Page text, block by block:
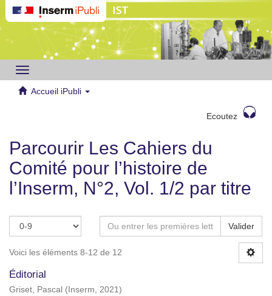
Toggle
navigation
Accueil iPubli
Ecoutez
Parcourir Les Cahiers du
Comité pour l’histoire de
l’Inserm, N°2, Vol. 1/2 par titre
Valider
Voici les éléments 8-12 de 12
Éditorial
Griset, Pascal ( Inserm, 2021)